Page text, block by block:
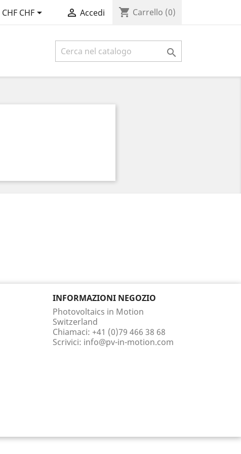
CHF CHF  Accedi shopping_cart Carrello (0)

INFORMAZIONI NEGOZIO
Photovoltaics in Motion
Switzerland
Chiamaci: +41 (0)79 466 38 68
Scrivici: info@pv-in-motion.com